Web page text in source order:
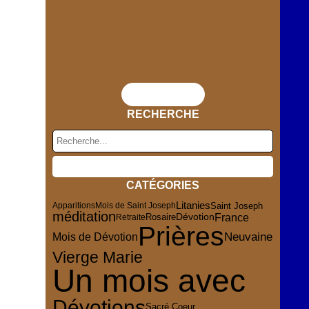
RECHERCHE
CATÉGORIES
ApparitionsMois de Saint Joseph LitaniesSaint Joseph
méditationRetraiteRosaireDévotionFrance
Mois de Dévotion PrièresNeuvaine
Vierge Marie
Un mois avec
Sacré Coeur